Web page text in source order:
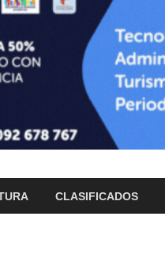
CLASIFICADOS